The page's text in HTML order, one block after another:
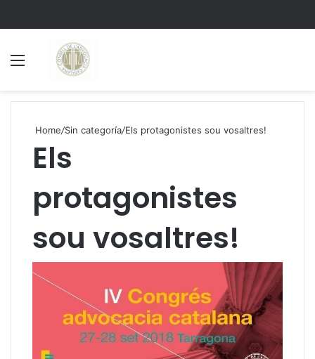
Home/Sin categoría/Els protagonistes sou vosaltres!
Els
protagonistes
sou vosaltres!